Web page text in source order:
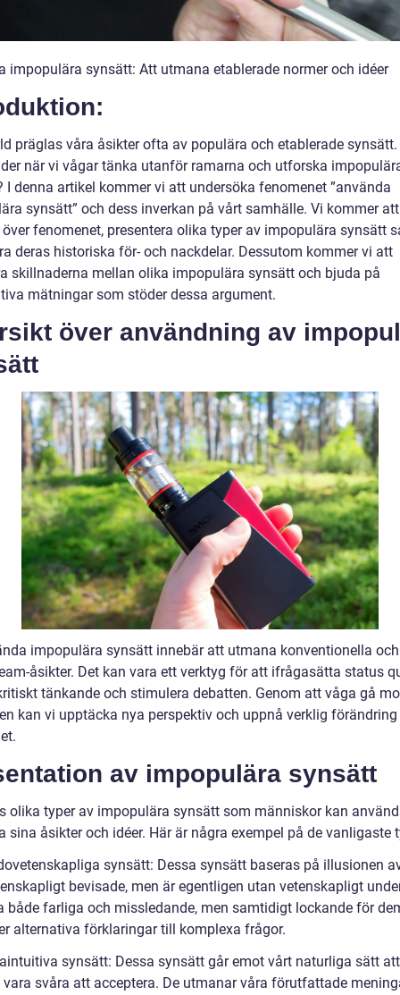
impopulära synsätt: Att utmana etablerade normer och idéer
präglas våra åsikter ofta av populära och etablerade
när vi vågar tänka utanför ramarna och utforska
I denna artikel kommer vi att undersöka fenomenet ”använda
synsätt” och dess inverkan på vårt samhälle. Vi kommer
fenomenet, presentera olika typer av impopulära synsätt
deras historiska för- och nackdelar. Dessutom kommer vi att
skillnaderna mellan olika impopulära synsätt och bjuda på
mätningar som stöder dessa argument.
över användning av
impopulära synsätt innebär att utmana konventionella och
åsikter. Det kan vara ett verktyg för att ifrågasätta status
tänkande och stimulera debatten. Genom att våga gå
kan vi upptäcka nya perspektiv och uppnå verklig förändring
av impopulära synsätt
olika typer av impopulära synsätt som människor kan
sina åsikter och idéer. Här är några exempel på de vanligaste
synsätt: Dessa synsätt baseras på illusionen
bevisade, men är egentligen utan vetenskapligt
både farliga och missledande, men samtidigt lockande för
alternativa förklaringar till komplexa frågor.
synsätt: Dessa synsätt går emot vårt naturliga sätt
vara svåra att acceptera. De utmanar våra förutfattade